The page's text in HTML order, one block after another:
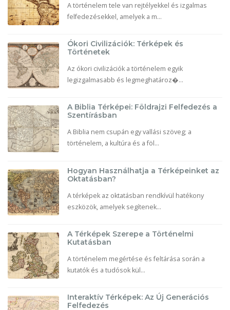
A történelem tele van rejtélyekkel és izgalmas
felfedezésekkel, amelyek a m...
Ókori Civilizációk: Térképek és
Történetek
Az ókori civilizációk a történelem egyik
legizgalmasabb és legmeghatároz�...
A Biblia Térképei: Földrajzi Felfedezés a
Szentírásban
A Biblia nem csupán egy vallási szöveg; a
történelem, a kultúra és a föl...
Hogyan Használhatja a Térképeinket az
Oktatásban?
A térképek az oktatásban rendkívül hatékony
eszközök, amelyek segítenek...
A Térképek Szerepe a Történelmi
Kutatásban
A történelem megértése és feltárása során a
kutatók és a tudósok kül...
Interaktív Térképek: Az Új Generációs
Felfedezés